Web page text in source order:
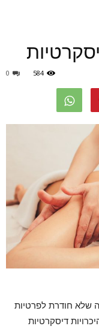
0 584
שלא חודרת לפרטיות
דיסקרטיות